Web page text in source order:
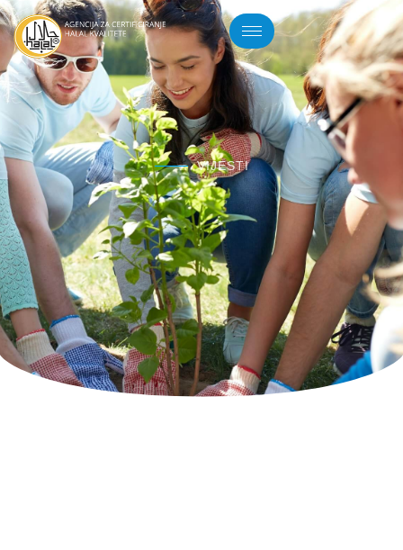
VIJESTI